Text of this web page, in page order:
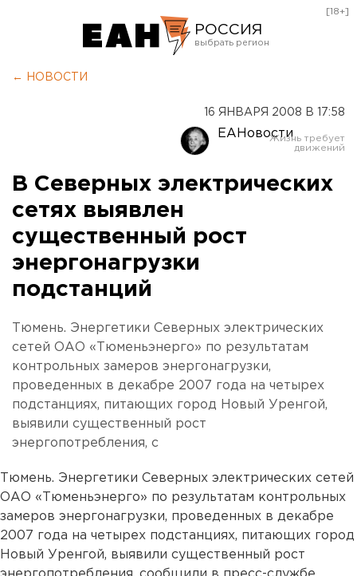
РОССИЯ
Оренбург
[18+]
← НОВОСТИ
16 ЯНВАРЯ 2008 В 17:58
ЕАНовости
В Северных электрических
сетях выявлен
существенный рост
энергонагрузки
подстанций
Тюмень. Энергетики Северных электрических
сетей ОАО «Тюменьэнерго» по результатам
контрольных замеров энергонагрузки,
проведенных в декабре 2007 года на четырех
подстанциях, питающих город Новый Уренгой,
выявили существенный рост
энергопотребления, с
Тюмень. Энергетики Северных электрических сетей
ОАО «Тюменьэнерго» по результатам контрольных
замеров энергонагрузки, проведенных в декабре
2007 года на четырех подстанциях, питающих город
Новый Уренгой, выявили существенный рост